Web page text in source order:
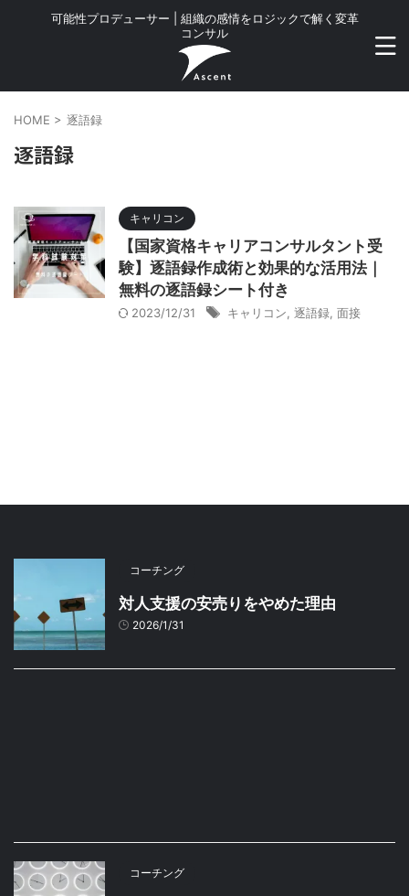
可能性プロデューサー | 組織の感情をロジックで解く変革
コンサル
HOME > 逐語録
逐語録
キャリコン
【国家資格キャリアコンサルタント受
験】逐語録作成術と効果的な活用法｜
無料の逐語録シート付き
2023/12/31 キャリコン 逐語録 面接
コーチング
対人支援の安売りをやめた理由
2026/1/31
コーチング